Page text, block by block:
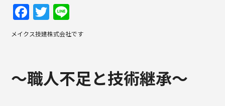
F
a
c
b
o
T
w
itt
n
e
メイクス技建株式会社です
～職人不足と技術継承～